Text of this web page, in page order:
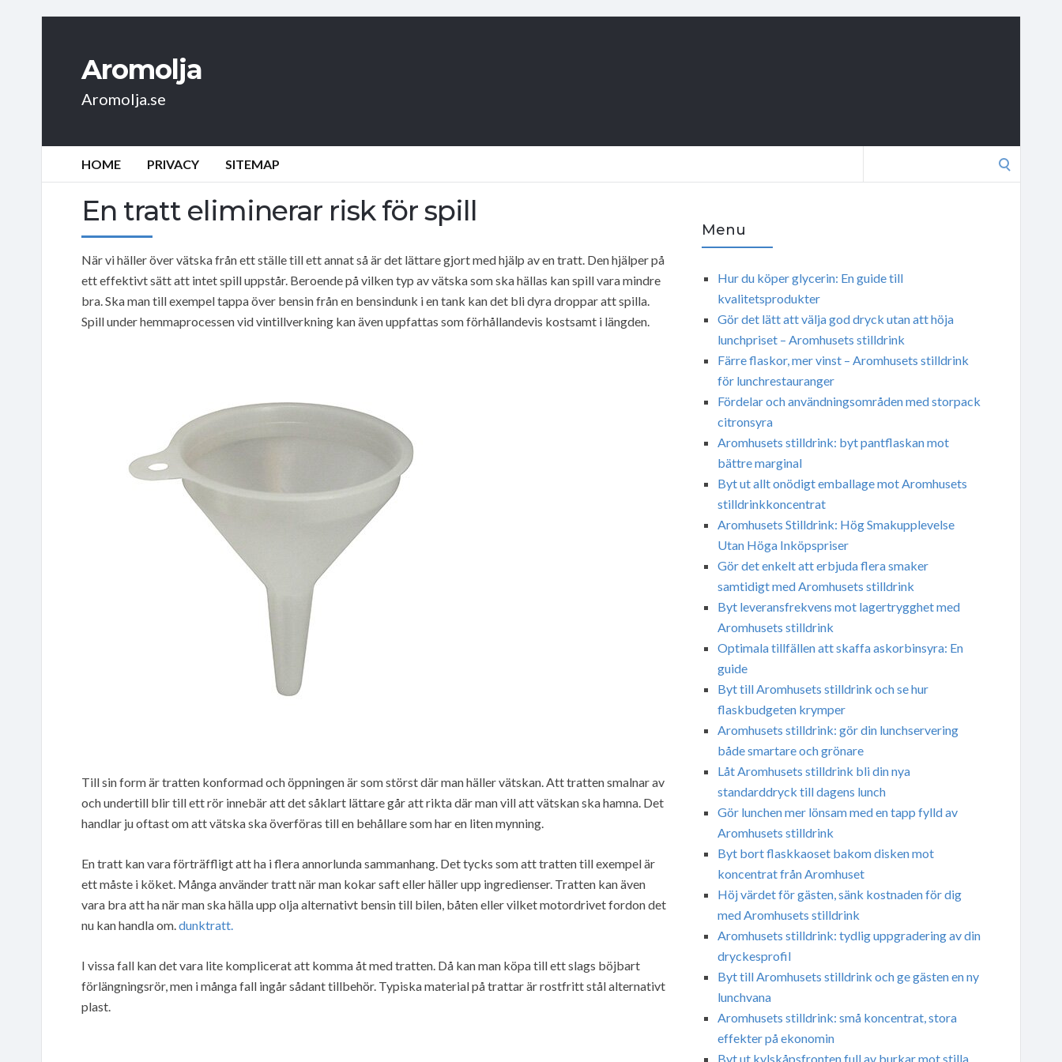
Aromolja
Aromolja.se
HOME PRIVACY SITEMAP
En tratt eliminerar risk för spill
När vi häller över vätska från ett ställe till ett annat så är det lättare gjort med hjälp av en tratt. Den hjälper på
ett effektivt sätt att intet spill uppstår. Beroende på vilken typ av vätska som ska hällas kan spill vara mindre
bra. Ska man till exempel tappa över bensin från en bensindunk i en tank kan det bli dyra droppar att spilla.
Spill under hemmaprocessen vid vintillverkning kan även uppfattas som förhållandevis kostsamt i längden.
Till sin form är tratten konformad och öppningen är som störst där man häller vätskan. Att tratten smalnar av
och undertill blir till ett rör innebär att det såklart lättare går att rikta där man vill att vätskan ska hamna. Det
handlar ju oftast om att vätska ska överföras till en behållare som har en liten mynning.
En tratt kan vara förträffligt att ha i flera annorlunda sammanhang. Det tycks som att tratten till exempel är
ett måste i köket. Många använder tratt när man kokar saft eller häller upp ingredienser. Tratten kan även
vara bra att ha när man ska hälla upp olja alternativt bensin till bilen, båten eller vilket motordrivet fordon det
nu kan handla om.dunktratt.
I vissa fall kan det vara lite komplicerat att komma åt med tratten. Då kan man köpa till ett slags böjbart
förlängningsrör, men i många fall ingår sådant tillbehör. Typiska material på trattar är rostfritt stål alternativt
plast.
Menu
Hur du köper glycerin: En guide till
kvalitetsprodukter
Gör det lätt att välja god dryck utan att höja
lunchpriset – Aromhusets stilldrink
Färre flaskor, mer vinst – Aromhusets stilldrink
för lunchrestauranger
Fördelar och användningsområden med storpack
citronsyra
Aromhusets stilldrink: byt pantflaskan mot
bättre marginal
Byt ut allt onödigt emballage mot Aromhusets
stilldrinkkoncentrat
Aromhusets Stilldrink: Hög Smakupplevelse
Utan Höga Inköpspriser
Gör det enkelt att erbjuda flera smaker
samtidigt med Aromhusets stilldrink
Byt leveransfrekvens mot lagertrygghet med
Aromhusets stilldrink
Optimala tillfällen att skaffa askorbinsyra: En
guide
Byt till Aromhusets stilldrink och se hur
flaskbudgeten krymper
Aromhusets stilldrink: gör din lunchservering
både smartare och grönare
Låt Aromhusets stilldrink bli din nya
standarddryck till dagens lunch
Gör lunchen mer lönsam med en tapp fylld av
Aromhusets stilldrink
Byt bort flaskkaoset bakom disken mot
koncentrat från Aromhuset
Höj värdet för gästen, sänk kostnaden för dig
med Aromhusets stilldrink
Aromhusets stilldrink: tydlig uppgradering av din
dryckesprofil
Byt till Aromhusets stilldrink och ge gästen en ny
lunchvana
Aromhusets stilldrink: små koncentrat, stora
effekter på ekonomin
Byt ut kylskåpsfronten full av burkar mot stilla